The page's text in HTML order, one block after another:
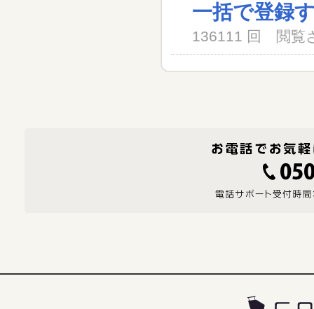
一括で登録
136111 回 閲覧